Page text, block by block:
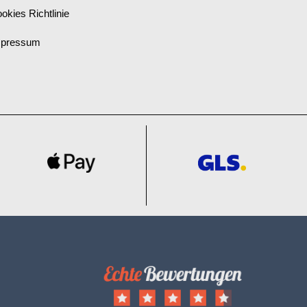
Richtlinie